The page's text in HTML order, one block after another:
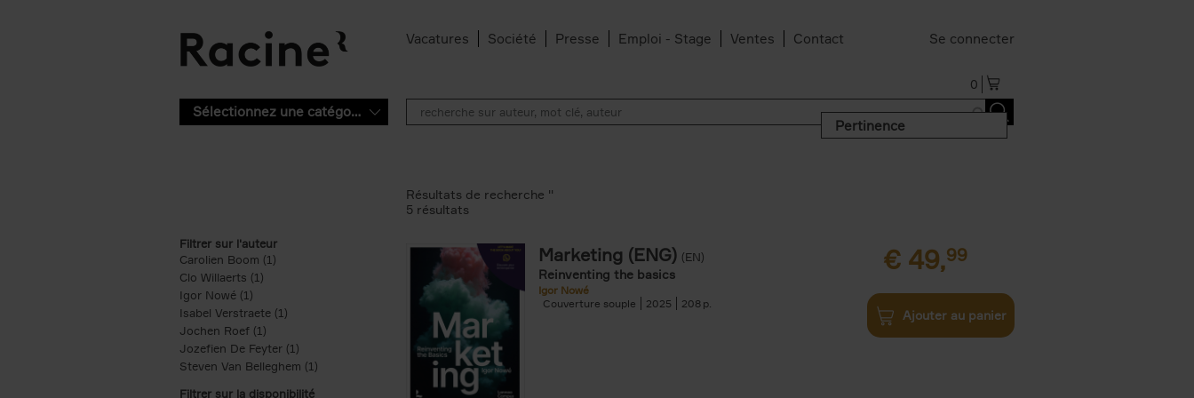
Vacatures Société Presse Emploi - Stage Ventes Contact Se connecter
0
Sélectionnez une catégorie
Pertinence
Filtrer sur l'auteur
Carolien Boom (1)
Clo Willaerts (1)
Igor Nowé (1)
Isabel Verstraete (1) Apply Isabel Verstraete filter
Jochen Roef (1)
Jozefien De Feyter (1) Apply Jozefien De Feyter filter
Steven Van Belleghem (1) Apply Steven Van Belleghem filter
Filtrer sur la disponibilité
Résultats de recherche ''
5 résultats
Marketing (ENG) (EN)
Reinventing the basics
Igor Nowé
Couverture souple
2025 208
€ 49,99
Ajouter au panier